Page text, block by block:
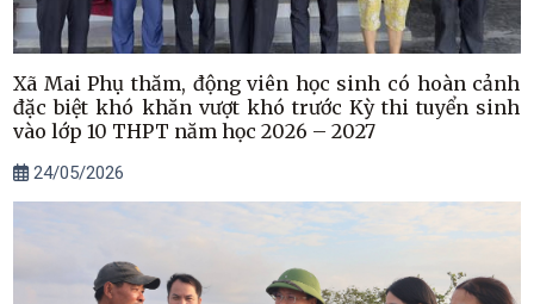
Xã Mai Phụ thăm, động viên học sinh có hoàn cảnh
đặc biệt khó khăn vượt khó trước Kỳ thi tuyển sinh
vào lớp 10 THPT năm học 2026 – 2027
24/05/2026